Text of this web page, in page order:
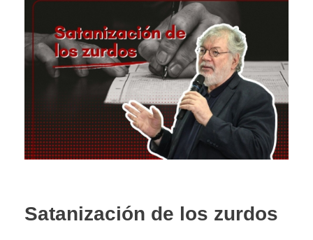
Satanización de los zurdos